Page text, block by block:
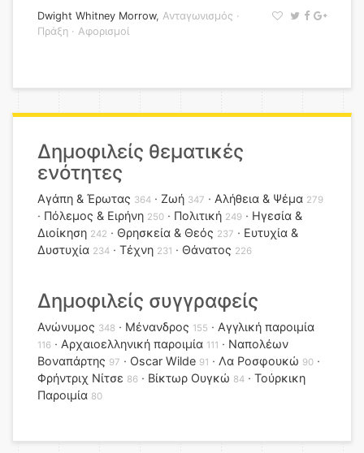
Dwight Whitney Morrow, Ανταγωνισμός ·
Πράξη · Αφορισμοί
Δημοφιλείς θεματικές
ενότητες
Αγάπη & Έρωτας 364 Ζωή 347 Αλήθεια & Ψέμα 279
Πόλεμος & Ειρήνη 250 Πολιτική 249
Ηγεσία &
Διοίκηση 242 Θρησκεία & Θεός 237
Ευτυχία &
Δυστυχία 234 Τέχνη 231 Θάνατος 226
Δημοφιλείς συγγραφείς
Ανώνυμος 348 Μένανδρος 155 Αγγλική παροιμία
116 Αρχαιοελληνική παροιμία 111
Ναπολέων
Βοναπάρτης 97 Oscar Wilde 91 Λα Ροσφουκώ 90
Φρήντριχ Νίτσε 86 Βίκτωρ Ουγκώ 84
Τούρκικη
Παροιμία 80